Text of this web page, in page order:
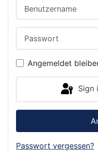
Angemeldet
Sign
Passwort vergessen?